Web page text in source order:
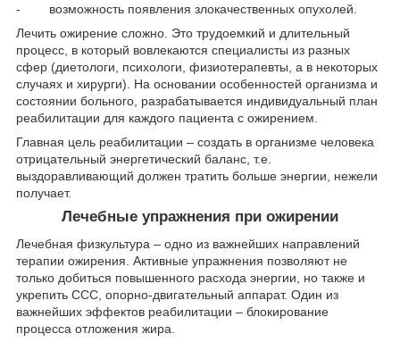
- возможность появления злокачественных опухолей.
Лечить ожирение сложно. Это трудоемкий и длительный
процесс, в который вовлекаются специалисты из разных
сфер (диетологи, психологи, физиотерапевты, а в некоторых
случаях и хирурги). На основании особенностей организма и
состоянии больного, разрабатывается индивидуальный план
реабилитации для каждого пациента с ожирением.
Главная цель реабилитации – создать в организме человека
отрицательный энергетический баланс, т.е.
выздоравливающий должен тратить больше энергии, нежели
получает.
Лечебные упражнения при ожирении
Лечебная физкультура – одно из важнейших направлений
терапии ожирения. Активные упражнения позволяют не
только добиться повышенного расхода энергии, но также и
укрепить ССС, опорно-двигательный аппарат. Один из
важнейших эффектов реабилитации – блокирование
процесса отложения жира.